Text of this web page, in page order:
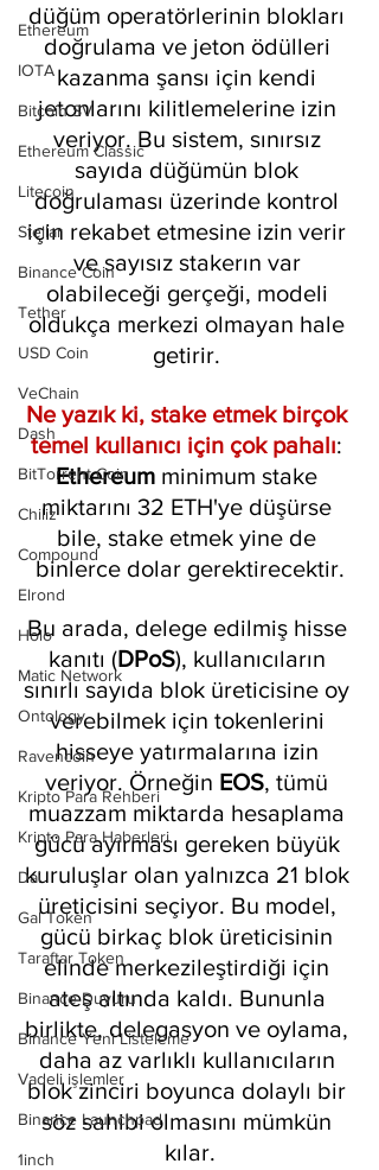
Ethereum
IOTA
Bitcoin SV
Ethereum Classic
Litecoin
Stellar
Binance Coin
Tether
USD Coin
VeChain
Dash
BitTorrent Coin
Chiliz
Compound
Elrond
Holo
Matic Network
Ontology
Ravencoin
Kripto Para Rehberi
Kripto Para Haberleri
Dai
Gal Token
Taraftar Token
Binance Duyuru
Binance Yeni Listeleme
Vadeli işlemler
Binance Launchpad
1inch
düğüm operatörlerinin blokları
doğrulama ve jeton ödülleri
kazanma şansı için kendi
jetonlarını kilitlemelerine izin
veriyor. Bu sistem, sınırsız
sayıda düğümün blok
doğrulaması üzerinde kontrol
için rekabet etmesine izin verir
ve sayısız stakerın var
olabileceği gerçeği, modeli
oldukça merkezi olmayan hale
getirir.
Ne yazık ki, stake etmek birçok
temel kullanıcı için çok pahalı:
Ethereum minimum stake
miktarını 32 ETH'ye düşürse
bile, stake etmek yine de
binlerce dolar gerektirecektir.
Bu arada, delege edilmiş hisse
kanıtı (DPoS), kullanıcıların
sınırlı sayıda blok üreticisine oy
verebilmek için tokenlerini
hisseye yatırmalarına izin
veriyor. Örneğin EOS, tümü
muazzam miktarda hesaplama
gücü ayırması gereken büyük
kuruluşlar olan yalnızca 21 blok
üreticisini seçiyor. Bu model,
gücü birkaç blok üreticisinin
elinde merkezileştirdiği için
ateş altında kaldı. Bununla
birlikte, delegasyon ve oylama,
daha az varlıklı kullanıcıların
blok zinciri boyunca dolaylı bir
söz sahibi olmasını mümkün
kılar.